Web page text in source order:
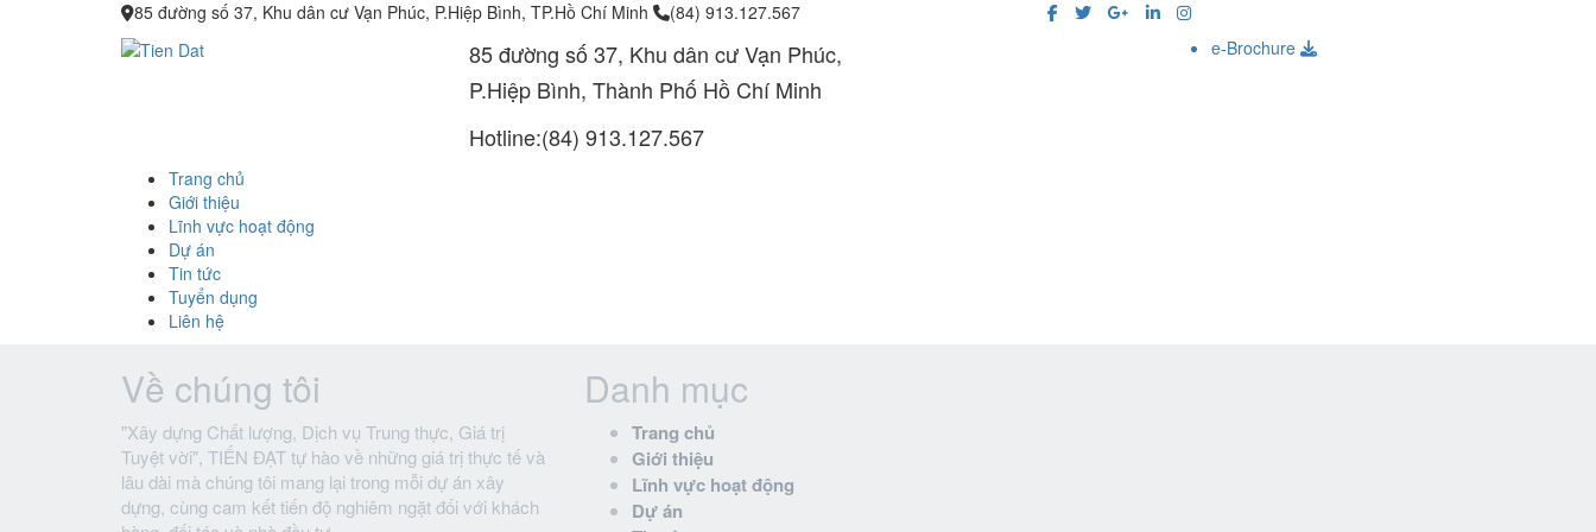
85 đường số 37, Khu dân cư Vạn Phúc, P.Hiệp Bình, TP.Hồ Chí Minh (84) 913.127.567
85 đường số 37, Khu dân cư Vạn Phúc,
P.Hiệp Bình, Thành Phố Hồ Chí Minh
Hotline:(84) 913.127.567
e-Brochure
Trang chủ
Giới thiệu
Lĩnh vực hoạt động
Dự án
Tin tức
Tuyển dụng
Liên hệ
Về chúng tôi
"Xây dựng Chất lượng, Dịch vụ Trung thực, Giá trị
Tuyệt vời", TIẾN ĐẠT tự hào về những giá trị thực tế và
lâu dài mà chúng tôi mang lại trong mỗi dự án xây
dựng, cùng cam kết tiến độ nghiêm ngặt đối với khách
Danh mục
Trang chủ
Giới thiệu
Lĩnh vực hoạt động
Dự án